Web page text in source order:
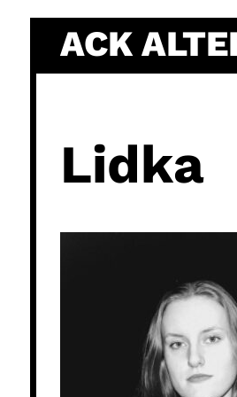
content
ACK
Lidka